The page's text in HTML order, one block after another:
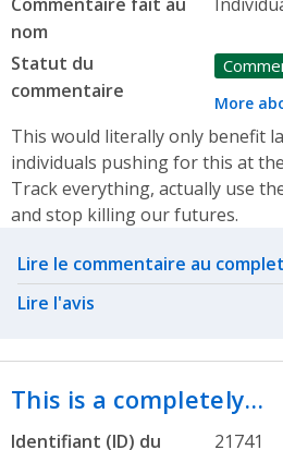
nom
Statut du
commentaire
More
This would literally only benefit
individuals pushing for this at
Track everything, actually use
and stop killing our futures.
Related actions
Lire le commentaire au complet
Lire l'avis
This is a completely…
Identifiant (ID) du
21741